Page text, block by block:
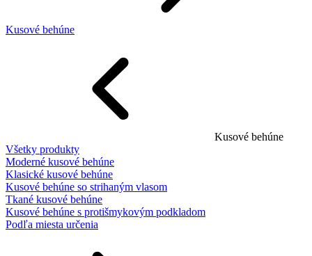
Kusové behúne
Kusové behúne
Všetky produkty
Moderné kusové behúne
Klasické kusové behúne
Kusové behúne so strihaným vlasom
Tkané kusové behúne
Kusové behúne s protišmykovým podkladom
Podľa miesta určenia